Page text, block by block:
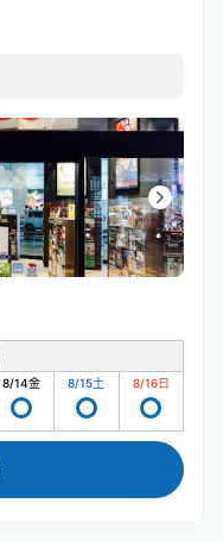
8/14金 8/15土 8/16日